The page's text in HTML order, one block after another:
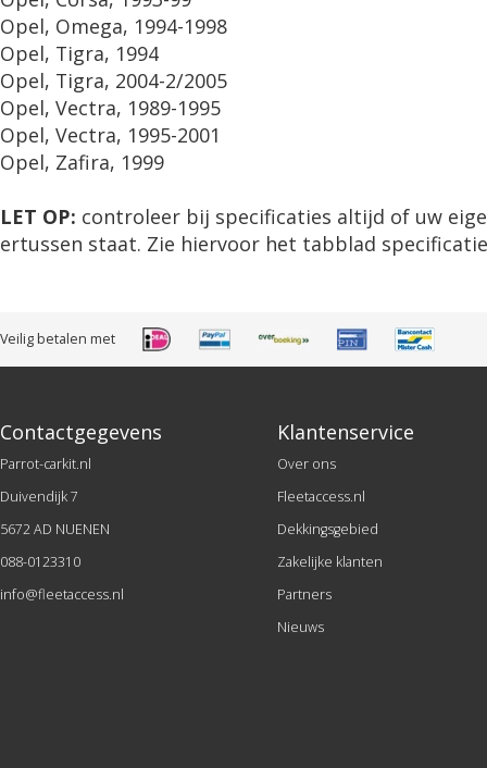
Opel, Omega, 1994-1998
Opel, Tigra, 1994
Opel, Tigra, 2004-2/2005
Opel, Vectra, 1989-1995
Opel, Vectra, 1995-2001
Opel, Zafira, 1999
LET OP: controleer bij specificaties altijd of uw
ertussen staat. Zie hiervoor het tabblad
Veilig betalen met
Contactgegevens
Parrot-carkit.nl
Duivendijk 7
5672 AD NUENEN
088-0123310
info@fleetaccess.nl
Klantenservice
Over ons
Fleetaccess.nl
Dekkingsgebied
Zakelijke klanten
Partners
Nieuws